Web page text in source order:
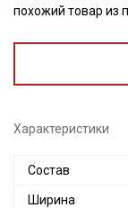
похожий товар из
Характеристики
Состав
Ширина